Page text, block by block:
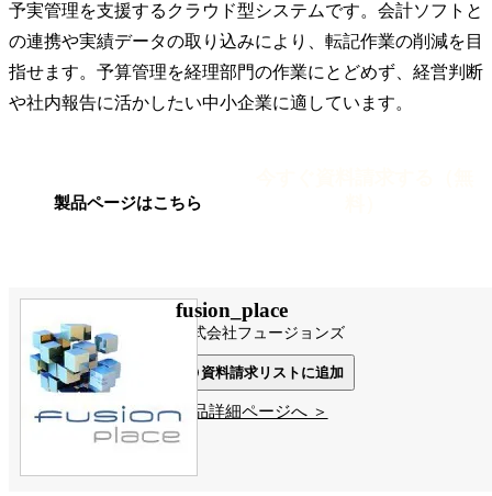
予実管理を支援するクラウド型システムです。会計ソフトと
の連携や実績データの取り込みにより、転記作業の削減を目
指せます。予算管理を経理部門の作業にとどめず、経営判断
や社内報告に活かしたい中小企業に適しています。
製品ページはこちら
fusion_place
株式会社フュージョンズ
資料請求リストに追加
製品詳細ページへ ＞